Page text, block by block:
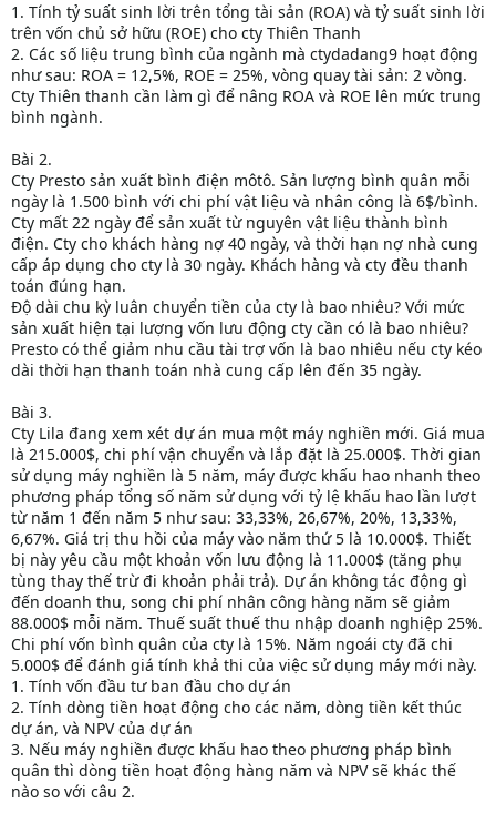
1. Tính tỷ suất sinh lời trên tổng tài sản (ROA) và tỷ suất sinh lời
trên vốn chủ sở hữu (ROE) cho cty Thiên Thanh
2. Các số liệu trung bình của ngành mà ctydadang9 hoạt động
như sau: ROA = 12,5%, ROE = 25%, vòng quay tài sản: 2 vòng.
Cty Thiên thanh cần làm gì để nâng ROA và ROE lên mức trung
bình ngành.
Bài 2.
Cty Presto sản xuất bình điện môtô. Sản lượng bình quân mỗi
ngày là 1.500 bình với chi phí vật liệu và nhân công là 6$/bình.
Cty mất 22 ngày để sản xuất từ nguyên vật liệu thành bình
điện. Cty cho khách hàng nợ 40 ngày, và thời hạn nợ nhà cung
cấp áp dụng cho cty là 30 ngày. Khách hàng và cty đều thanh
toán đúng hạn.
Độ dài chu kỳ luân chuyển tiền của cty là bao nhiêu? Với mức
sản xuất hiện tại lượng vốn lưu động cty cần có là bao nhiêu?
Presto có thể giảm nhu cầu tài trợ vốn là bao nhiêu nếu cty kéo
dài thời hạn thanh toán nhà cung cấp lên đến 35 ngày.
Bài 3.
Cty Lila đang xem xét dự án mua một máy nghiền mới. Giá mua
là 215.000$, chi phí vận chuyển và lắp đặt là 25.000$. Thời gian
sử dụng máy nghiền là 5 năm, máy được khấu hao nhanh theo
phương pháp tổng số năm sử dụng với tỷ lệ khấu hao lần lượt
từ năm 1 đến năm 5 như sau: 33,33%, 26,67%, 20%, 13,33%,
6,67%. Giá trị thu hồi của máy vào năm thứ 5 là 10.000$. Thiết
bị này yêu cầu một khoản vốn lưu động là 11.000$ (tăng phụ
tùng thay thế trừ đi khoản phải trả). Dự án không tác động gì
đến doanh thu, song chi phí nhân công hàng năm sẽ giảm
88.000$ mỗi năm. Thuế suất thuế thu nhập doanh nghiệp 25%.
Chi phí vốn bình quân của cty là 15%. Năm ngoái cty đã chi
5.000$ để đánh giá tính khả thi của việc sử dụng máy mới này.
1. Tính vốn đầu tư ban đầu cho dự án
2. Tính dòng tiền hoạt động cho các năm, dòng tiền kết thúc
dự án, và NPV của dự án
3. Nếu máy nghiền được khấu hao theo phương pháp bình
quân thì dòng tiền hoạt động hàng năm và NPV sẽ khác thế
nào so với câu 2.